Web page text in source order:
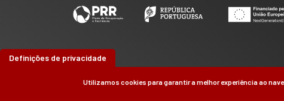
Definições de privacidade
Utilizamos cookies para garantir a melhor experiência ao